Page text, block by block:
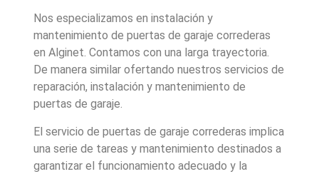
Nos especializamos en instalación y
mantenimiento de puertas de garaje correderas
en Alginet. Contamos con una larga trayectoria.
De manera similar ofertando nuestros servicios de
reparación, instalación y mantenimiento de
puertas de garaje.
El servicio de puertas de garaje correderas implica
una serie de tareas y mantenimiento destinados a
garantizar el funcionamiento adecuado y la